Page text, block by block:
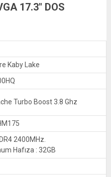
17.3″ DOS
Kaby Lake
Turbo Boost 3.8 Ghz
2400MHz.
Hafıza : 32GB